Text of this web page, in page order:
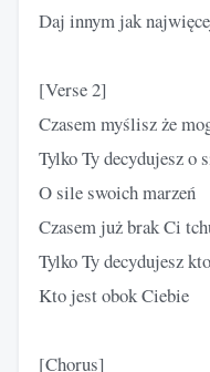
Daj innym jak
[Verse 2]
Czasem myślisz że
Tylko Ty decydujesz o
O sile swoich marzeń
Czasem już brak Ci
Tylko Ty decydujesz
Kto jest obok Ciebie
[Chorus]